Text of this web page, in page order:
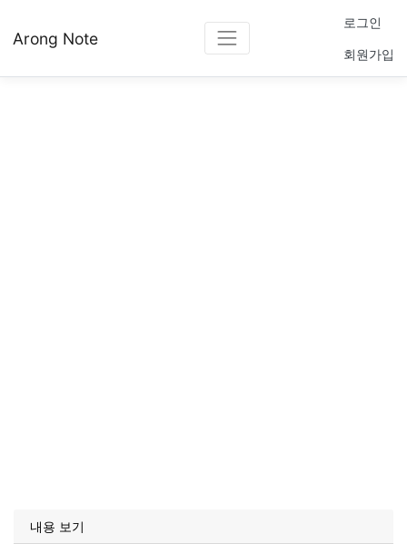
Arong Note
로그인
회원가입
내용 보기